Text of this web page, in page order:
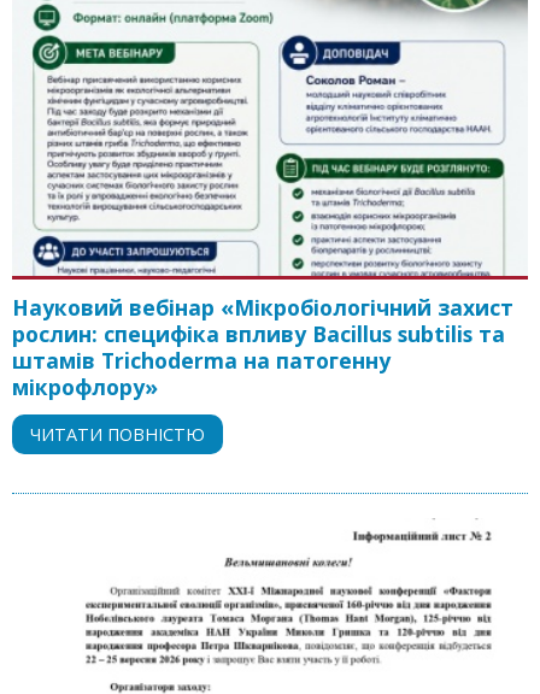
Науковий вебінар «Мікробіологічний захист
рослин: специфіка впливу Bacillus subtilis та
штамів Trichoderma на патогенну
мікрофлору»
ЧИТАТИ ПОВНІСТЮ